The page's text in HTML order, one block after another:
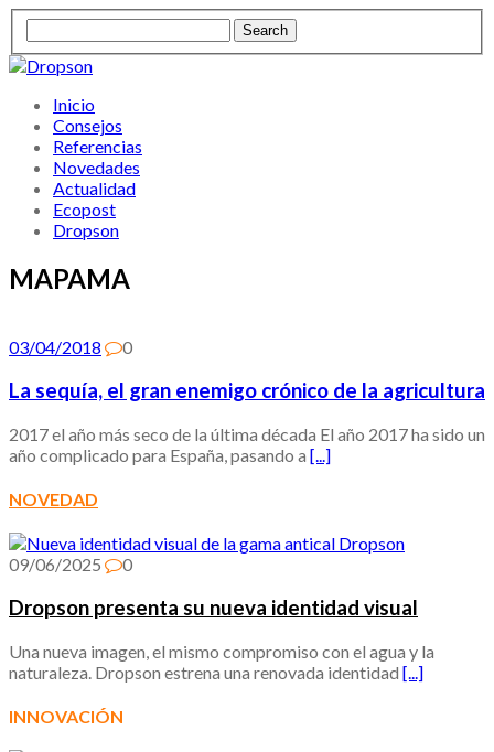
Inicio
Consejos
Referencias
Novedades
Actualidad
Ecopost
Dropson
MAPAMA
03/04/2018 0
La sequía, el gran enemigo crónico de la agricultura
2017 el año más seco de la última década El año 2017 ha sido un
año complicado para España, pasando a [...]
NOVEDAD
09/06/2025 0
Dropson presenta su nueva identidad visual
Una nueva imagen, el mismo compromiso con el agua y la
naturaleza. Dropson estrena una renovada identidad [...]
INNOVACIÓN